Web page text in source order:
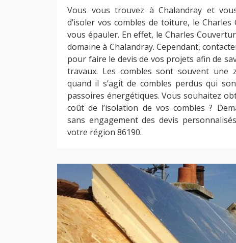
Vous vous trouvez à Chalandray et
d’isoler vos combles de toiture, le
vous épauler. En effet, le Charles
domaine à Chalandray. Cependant,
pour faire le devis de vos projets afin de
travaux. Les combles sont souvent une
quand il s’agit de combles perdus qui
passoires énergétiques. Vous souhaitez
coût de l’isolation de vos combles ?
sans engagement des devis
votre région 86190.